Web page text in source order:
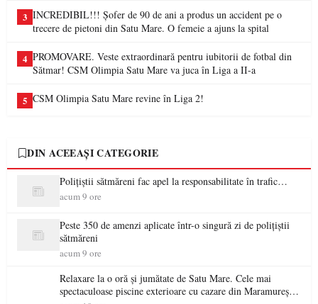
3 INCREDIBIL!!! Șofer de 90 de ani a produs un accident pe o
trecere de pietoni din Satu Mare. O femeie a ajuns la spital
4 PROMOVARE. Veste extraordinară pentru iubitorii de fotbal din
Sătmar! CSM Olimpia Satu Mare va juca în Liga a II-a
5 CSM Olimpia Satu Mare revine în Liga 2!
DIN ACEEAȘI CATEGORIE
Polițiștii sătmăreni fac apel la responsabilitate în trafic…
acum 9 ore
Peste 350 de amenzi aplicate într-o singură zi de polițiștii
sătmăreni
acum 9 ore
Relaxare la o oră și jumătate de Satu Mare. Cele mai
spectaculoase piscine exterioare cu cazare din Maramureș,